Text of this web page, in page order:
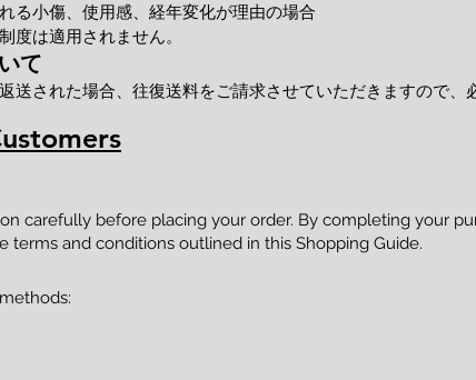
る小傷、使用感、経年変化が理由の場合
度は適用されません。
て
送された場合、往復送料をご請求させていただきますので、
carefully before placing your order. By completing your
terms and conditions outlined in this Shopping Guide.